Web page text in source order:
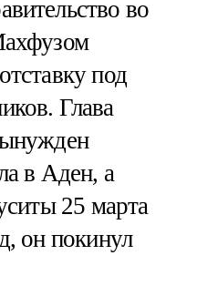
во
под
Глава
в Аден, а
25 марта
он покинул